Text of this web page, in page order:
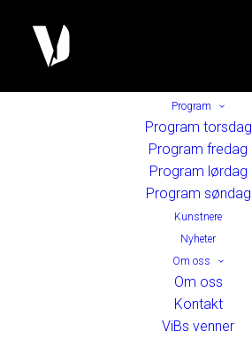
Program
Program torsdag
Program fredag
Program lørdag
Program søndag
Kunstnere
Nyheter
Om oss
Om oss
Kontakt
ViBs venner